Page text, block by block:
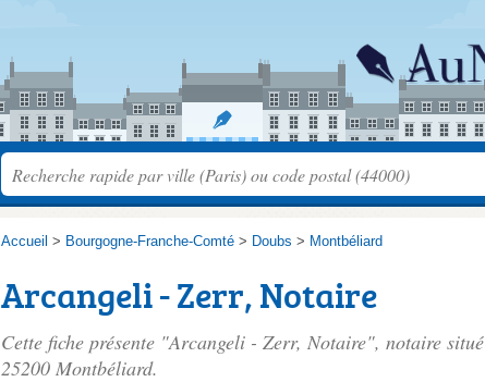
Accueil > Bourgogne-Franche-Comté > Doubs > Montbéliard
Arcangeli - Zerr, Notaire
Cette fiche présente "Arcangeli - Zerr, Notaire", notaire situé
25200 Montbéliard.